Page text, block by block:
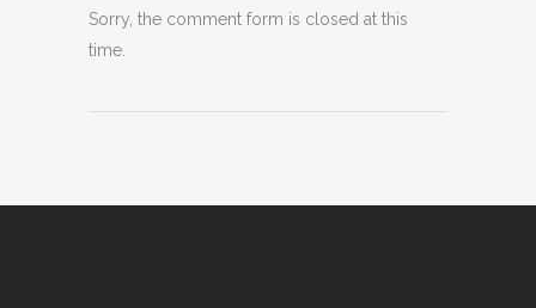
Sorry, the comment form is closed at this
time.